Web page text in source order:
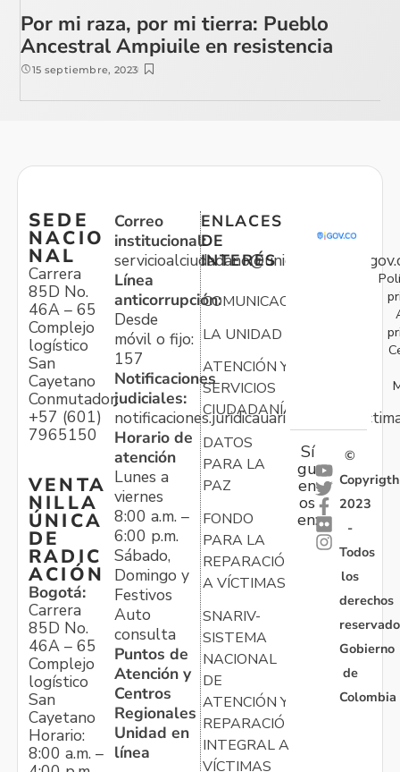
Por mi raza, por mi tierra: Pueblo
Ancestral Ampiuile en resistencia
15 septiembre, 2023
SEDE
NACIO
NAL
Carrera
85D No.
46A – 65
Complejo
logístico
San
Cayetano
Conmutador:
+57 (601)
7965150
VENTA
NILLA
ÚNICA
DE
RADIC
ACIÓN
Bogotá:
Carrera
85D No.
46A – 65
Complejo
logístico
San
Cayetano
Horario:
8:00 a.m. –
Correo
institucional:
Línea
anticorrupción:
Desde
móvil o fijo:
157
Notificaciones
judiciales:
Horario de
atención
Lunes a
viernes
8:00 a.m. –
6:00 p.m.
Sábado,
Domingo y
Festivos
Auto
consulta
Puntos de
Atención y
Centros
Regionales
Unidad en
línea
ENLACES
DE
INTERÉS
COMUNICACIONES
LA UNIDAD
ATENCIÓN Y
SERVICIOS
CIUDADANÍA
DATOS
PARA LA
PAZ
FONDO
PARA LA
REPARACIÓN
A VÍCTIMAS
SNARIV-
SISTEMA
NACIONAL
DE
ATENCIÓN Y
REPARACIÓN
INTEGRAL A
VÍCTIMAS
Sí
gu
en
os
en:
©
Copyrigth
2023
-
Todos
los
derechos
Gobierno
de
Colombia